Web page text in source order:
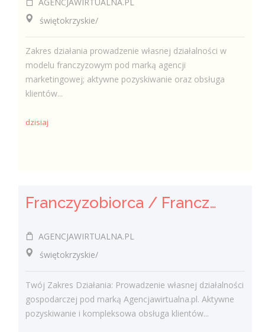
świętokrzyskie/
Zakres działania prowadzenie własnej działalności w
modelu franczyzowym pod marką agencji
marketingowej; aktywne pozyskiwanie oraz obsługa
klientów...
dzisiaj
Franczyzobiorca / Franczyzobiorczyni Agencji Marketingowej
AGENCJAWIRTUALNA.PL
świętokrzyskie/
Twój Zakres Działania: Prowadzenie własnej działalności
gospodarczej pod marką Agencjawirtualna.pl. Aktywne
pozyskiwanie i kompleksowa obsługa klientów...